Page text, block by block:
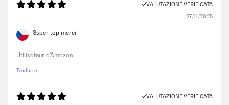
VALUTAZIONE VERIFICATA
27/11/2025
Super top merci
Utilisateur d'Amazon
Tradurre
VALUTAZIONE VERIFICATA